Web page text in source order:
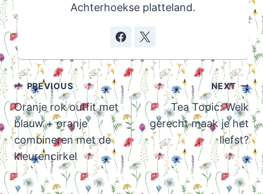
Achterhoekse platteland.
Post
navigation
PREVIOUS
Oranje rok outfit met
blauw + oranje
combineren met de
kleurencirkel
NEXT
Tea Topic: Welk
gerecht maak je het
liefst?